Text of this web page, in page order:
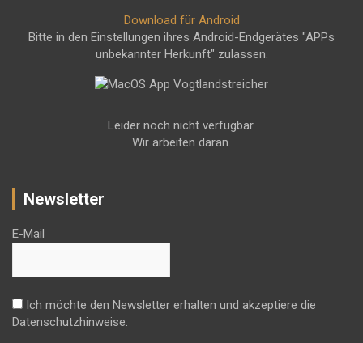
Download für Android
Bitte in den Einstellungen ihres Android-Endgerätes "APPs
unbekannter Herkunft" zulassen.
Leider noch nicht verfügbar.
Wir arbeiten daran.
Newsletter
E-Mail
Ich möchte den Newsletter erhalten und akzeptiere die
Datenschutzhinweise.